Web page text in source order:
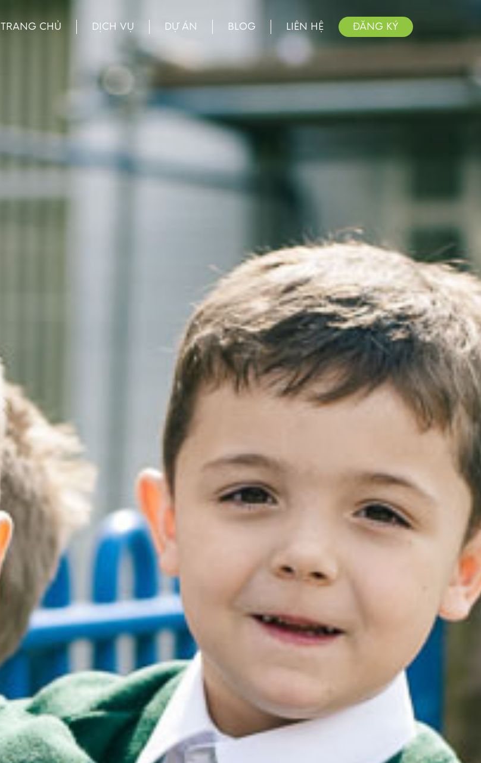
TRANG CHỦ DỊCH VỤ DỰ ÁN BLOG LIÊN HỆ ĐĂNG KÝ